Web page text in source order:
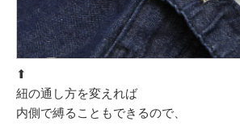
⬆︎
紐の通し方を変えれば
内側で縛ることもできるので、